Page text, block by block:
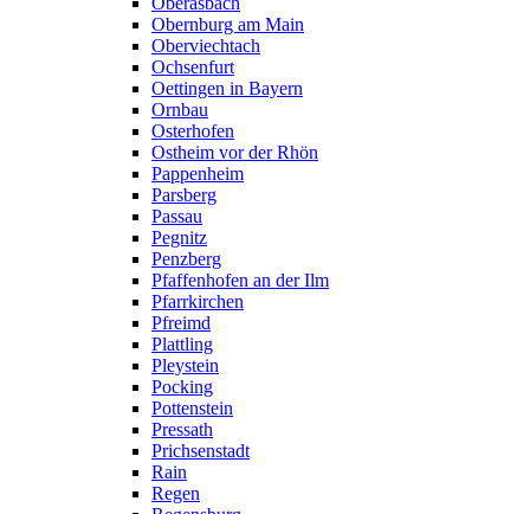
Obernburg am Main
Oberviechtach
Ochsenfurt
Oettingen in Bayern
Ornbau
Osterhofen
Ostheim vor der Rhön
Pappenheim
Parsberg
Passau
Pegnitz
Penzberg
Pfaffenhofen an der Ilm
Pfarrkirchen
Pfreimd
Plattling
Pleystein
Pocking
Pottenstein
Pressath
Prichsenstadt
Rain
Regen